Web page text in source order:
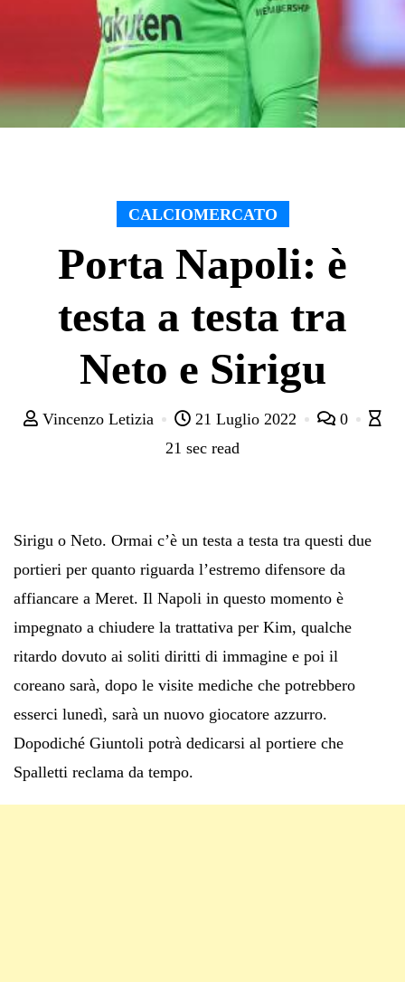
CALCIOMERCATO
Porta Napoli: è
testa a testa tra
Neto e Sirigu
Vincenzo Letizia 21 Luglio 2022
0
21 sec read
Sirigu o Neto. Ormai c’è un testa a testa tra questi due
portieri per quanto riguarda l’estremo difensore da
affiancare a Meret. Il Napoli in questo momento è
impegnato a chiudere la trattativa per Kim, qualche
ritardo dovuto ai soliti diritti di immagine e poi il
coreano sarà, dopo le visite mediche che potrebbero
esserci lunedì, sarà un nuovo giocatore azzurro.
Dopodiché Giuntoli potrà dedicarsi al portiere che
Spalletti reclama da tempo.